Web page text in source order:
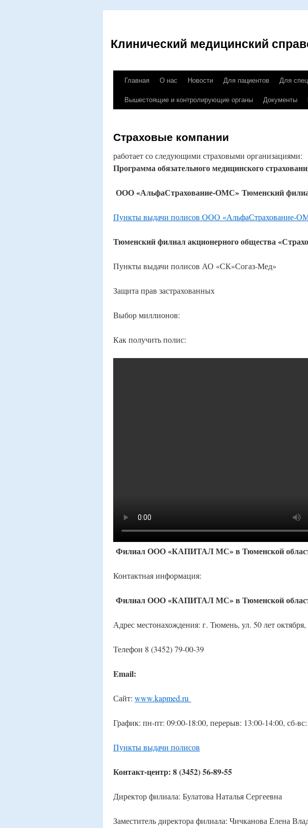
Клинический медицинский
Перейти
Главная О нас Новости Для пациентов Для
Вышестоящие и контролирующие органы
Документы
Страховые компании
работает со следующими страховыми организациями:
Программа обязательного медицинского
ООО «АльфаСтрахование-ОМС» Тюменский
Пункты выдачи полисов ООО «АльфаСтрахование-
Тюменский филиал акционерного общества
Пункты выдачи полисов АО «СК»Согаз-Мед»
Защита прав застрахованных
Выбор миллионов:
Как получить полис:
Филиал ООО «КАПИТАЛ МС» в Тюменской
Контактная информация:
Филиал ООО «КАПИТАЛ МС» в Тюменской
Адрес местонахождения: г. Тюмень, ул. 50 лет октября,
Телефон 8 (3452) 79-00-39
Email:
Сайт: www.kapmed.ru
График: пн-пт: 09:00-18:00, перерыв: 13:00-14:00, сб-
Пункты выдачи полисов
Контакт-центр: 8 (3452) 56-89-55
Директор филиала: Булатова Наталья Сергеевна
Заместитель директора филиала: Чичканова Елена